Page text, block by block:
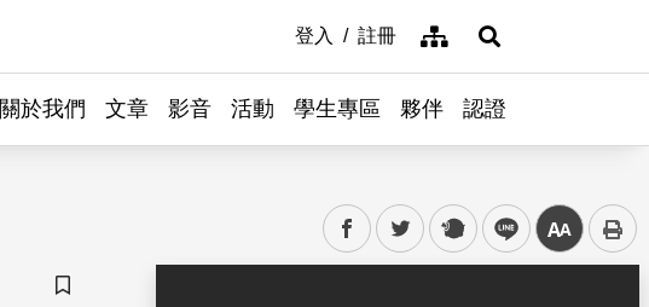
登入 註冊 網站導覽展開搜尋
關於我們 文章 影音 活動 學生專區 夥伴 認證
facebooktwitter plurk line 中
儲存書籤